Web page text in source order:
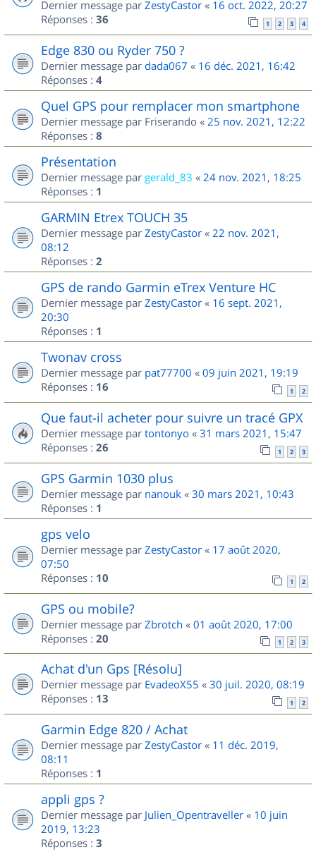
Dernier message par ZestyCastor « 16 oct. 2022, 20:27
Réponses : 36 1 2 3 4
Edge 830 ou Ryder 750 ?
Dernier message par dada067 « 16 déc. 2021, 16:42
Réponses : 4
Quel GPS pour remplacer mon smartphone
Dernier message par Friserando « 25 nov. 2021, 12:22
Réponses : 8
Présentation
Dernier message par gerald_83 « 24 nov. 2021, 18:25
Réponses : 1
GARMIN Etrex TOUCH 35
Dernier message par ZestyCastor « 22 nov. 2021,
08:12
Réponses : 2
GPS de rando Garmin eTrex Venture HC
Dernier message par ZestyCastor « 16 sept. 2021,
20:30
Réponses : 1
Twonav cross
Dernier message par pat77700 « 09 juin 2021, 19:19
Réponses : 16 1 2
Que faut-il acheter pour suivre un tracé GPX
Dernier message par tontonyo « 31 mars 2021, 15:47
Réponses : 26 1 2 3
GPS Garmin 1030 plus
Dernier message par nanouk « 30 mars 2021, 10:43
Réponses : 1
gps velo
Dernier message par ZestyCastor « 17 août 2020,
07:50
Réponses : 10 1 2
GPS ou mobile?
Dernier message par Zbrotch « 01 août 2020, 17:00
Réponses : 20 1 2 3
Achat d'un Gps [Résolu]
Dernier message par EvadeoX55 « 30 juil. 2020, 08:19
Réponses : 13 1 2
Garmin Edge 820 / Achat
Dernier message par ZestyCastor « 11 déc. 2019,
08:11
Réponses : 1
appli gps ?
Dernier message par Julien_Opentraveller « 10 juin
2019, 13:23
Réponses : 3